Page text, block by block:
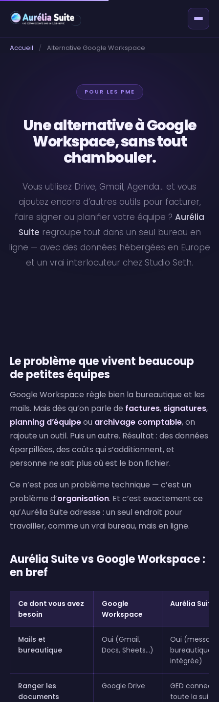
Accueil / Alternative Google Workspace
POUR LES PME
Une alternative à Google
Workspace, sans tout
chambouler.
Vous utilisez Drive, Gmail, Agenda… et vous
ajoutez encore d’autres outils pour facturer,
faire signer ou planifier votre équipe ? Aurélia
Suite regroupe tout dans un seul bureau en
ligne — avec des données hébergées en Europe
et un vrai interlocuteur chez Studio Seth.
Le problème que vivent beaucoup
de petites équipes
Google Workspace règle bien la bureautique et les
mails. Mais dès qu’on parle de factures, signatures,
planning d’équipeou archivage comptable, on
rajoute un outil. Puis un autre. Résultat : des données
éparpillées, des coûts qui s’additionnent, et
personne ne sait plus où est le bon fichier.
Ce n’est pas un problème technique — c’est un
problème d’organisation. Et c’est exactement ce
qu’Aurélia Suite adresse : un seul endroit pour
travailler, comme un vrai bureau, mais en ligne.
Aurélia Suite vs Google Workspace :
en bref
Ce dont vous avez
besoin
Google
Workspace
Aurélia Suite
Mails et
bureautique
Oui (Gmail,
Docs, Sheets…)
Oui
bureautique
intégrée)
Ranger les
documents
Google Drive
GED
toute la suite